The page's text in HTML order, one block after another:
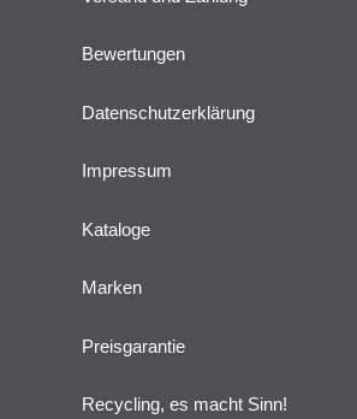
Bewertungen
Datenschutzerklärung
Impressum
Kataloge
Marken
Preisgarantie
Recycling, es macht Sinn!